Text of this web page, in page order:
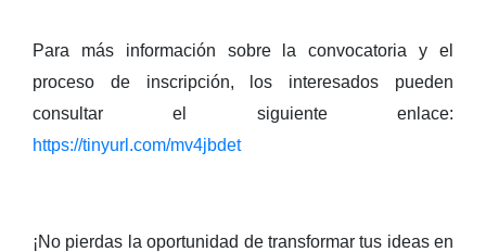
Para más información sobre la convocatoria y el
proceso de inscripción, los interesados pueden
consultar el siguiente enlace:
https://tinyurl.com/mv4jbdet
¡No pierdas la oportunidad de transformar tus ideas en